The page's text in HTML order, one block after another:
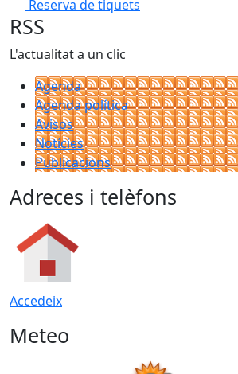
Reserva de tiquets
RSS
L'actualitat a un clic
Agenda
Agenda política
Avisos
Notícies
Publicacions
Adreces i telèfons
Accedeix
Meteo